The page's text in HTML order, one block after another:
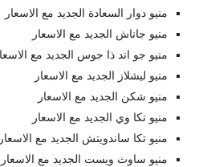
منيو دوار السعادة الجديد مع الاسعار
منيو جاناش الجديد مع الاسعار
منيو جو اند ذا جوس الجديد مع
منيو ليشلاز الجديد مع الاسعار
منيو شكن الجديد مع الاسعار
منيو تكا وي الجديد مع الاسعار
منيو تكا ساندويتش الجديد مع الاسعار
منيو ساوث ويست الجديد مع الاسعار